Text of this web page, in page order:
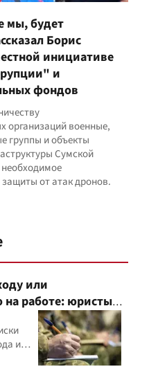
мы, будет
Борис
инициативе
и
фондов
организаций военные,
группы и объекты
Сумской
от атак дронов.
или
работе: юристы
надежнее
и